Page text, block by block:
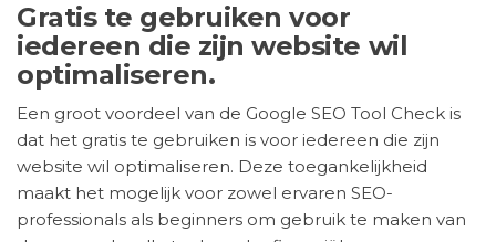
Gratis te gebruiken voor
iedereen die zijn website wil
optimaliseren.
Een groot voordeel van de Google SEO Tool Check is
dat het gratis te gebruiken is voor iedereen die zijn
website wil optimaliseren. Deze toegankelijkheid
maakt het mogelijk voor zowel ervaren SEO-
professionals als beginners om gebruik te maken van